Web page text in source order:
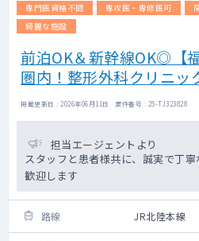
専門医資格不問
専攻医・専修医可
綺麗な施設
前泊OK＆新幹線OK◎【
圏内！整形外科クリニッ
掲載更新日 : 2026年06月11日 案件番号 : 25-TJ323828
担当エージェントより
スタッフと患者様共に、誠実で丁
歓迎します
路線 JR北陸本線